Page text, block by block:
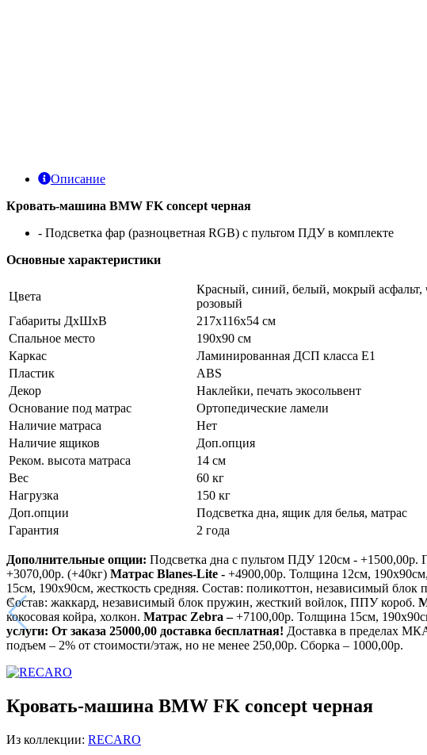
Описание
Кровать-машина BMW FK concept черная
- Подсветка фар (разноцветная RGB) с пультом ПДУ в комплекте
Основные характеристики
Цвета
Красный, синий, белый, мокрый асфальт,
розовый
Габариты ДхШхВ
217х116х54 см
Спальное место
190х90 см
Каркас
Ламинированная ДСП класса E1
Пластик
ABS
Декор
Наклейки, печать экосольвент
Основание под матрас
Ортопедические ламели
Наличие матраса
Нет
Наличие ящиков
Доп.опция
Реком. высота матраса
14 см
Вес
60 кг
Нагрузка
150 кг
Доп.опции
Подсветка дна, ящик для белья, матрас
Гарантия
2 года
Дополнительные опции: Подсветка дна с пультом ПДУ 120см -
+3070,00р. (+40кг) Матрас Blanes-Lite - +4900,00р. Толщина 12см,
15см, 190х90см, жесткость средняя. Состав: поликоттон, независимый
Состав: жаккард, независимый блок пружин, жесткий войлок, ППУ короб.
кокосовая койра, холкон. Матрас Zebra –+7100,00р. Толщина 15см,
услуги: От заказа 25000,00 доставка бесплатная! Доставка в пределах
подъем – 2% от стоимости/этаж, но не менее 250,00р. Сборка – 1000,00р.
Кровать-машина BMW FK concept черная
Из коллекции: RECARO